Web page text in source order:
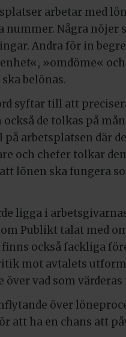
arbetar med
nummer. Några nöjer
Andra för in
»omdöme«
belönas.
syftar till att
också de tolkas på
på arbetsplatsen där
och chefer tolkar
lönen ska fungera
ligga i
Publikt talat med
också fackliga
mot avtalets
vad som
över
att ha en chans att